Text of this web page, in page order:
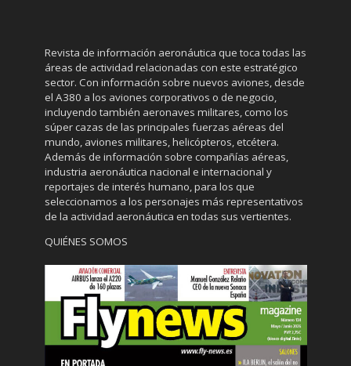
Revista de información aeronáutica que toca todas las
áreas de actividad relacionadas con este estratégico
sector. Con información sobre nuevos aviones, desde
el A380 a los aviones corporativos o de negocio,
incluyendo también aeronaves militares, como los
súper cazas de las principales fuerzas aéreas del
mundo, aviones militares, helicópteros, etcétera.
Además de información sobre compañías aéreas,
industria aeronáutica nacional e internacional y
reportajes de interés humano, para los que
seleccionamos a los personajes más representativos
de la actividad aeronáutica en todas sus vertientes.
QUIÉNES SOMOS